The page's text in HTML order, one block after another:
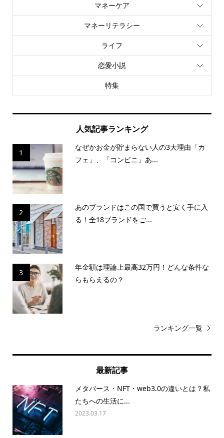
マネーケア
マネーリテラシー
ライフ
恋愛小説
特集
人気記事ランキング
1
なぜかお金が貯まらない人の3大理由「カ
フェ」、「コンビニ」あ...
2
あのブランドはこの国で買うと安く手に入
る！全18ブランドをご...
3
年金額は理論上最高32万円！どんな条件な
らもらえるの？
ランキング一覧
最新記事
メタバース・NFT・web3.0の違いとは？私
たちへの生活に...
2023.03.17